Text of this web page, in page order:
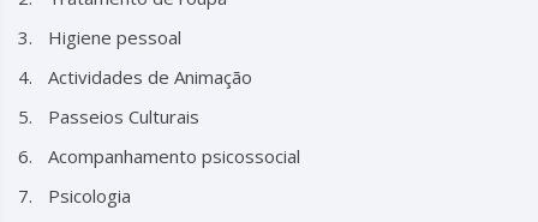
Higiene pessoal
Actividades de Animação
Passeios Culturais
Acompanhamento psicossocial
Psicologia